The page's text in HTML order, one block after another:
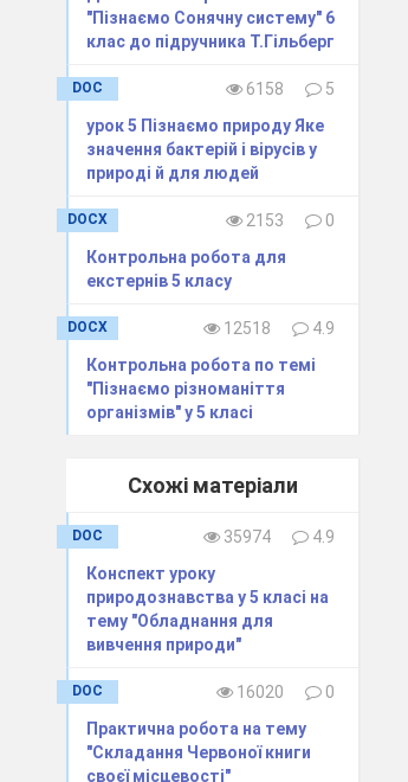
"Пізнаємо Сонячну систему" 6
клас до підручника Т.Гільберг
DOC 6158
5
урок 5 Пізнаємо природу Яке
значення бактерій і вірусів у
природі й для людей
DOCX 2153
0
Контрольна робота для
екстернів 5 класу
DOCX 12518
4.9
Контрольна робота по темі
"Пізнаємо різноманіття
організмів" у 5 класі
Схожі матеріали
DOC 35974
4.9
Конспект уроку
природознавства у 5 класі на
тему "Обладнання для
вивчення природи"
DOC 16020
0
Практична робота на тему
"Складання Червоної книги
своєї місцевості"